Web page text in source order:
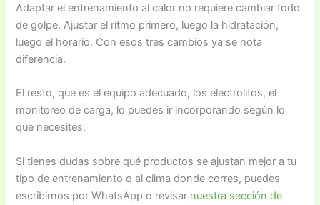
Adaptar el entrenamiento al calor no requiere cambiar todo
de golpe. Ajustar el ritmo primero, luego la hidratación,
luego el horario. Con esos tres cambios ya se nota
diferencia.
El resto, que es el equipo adecuado, los electrolitos, el
monitoreo de carga, lo puedes ir incorporando según lo
que necesites.
Si tienes dudas sobre qué productos se ajustan mejor a tu
tipo de entrenamiento o al clima donde corres, puedes
escribirnos por WhatsApp o revisar nuestra sección de